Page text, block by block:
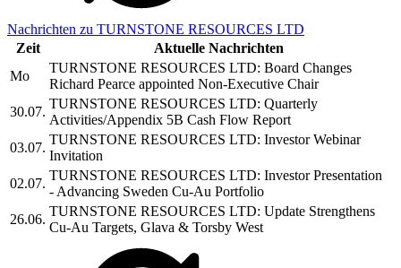
Nachrichten zu TURNSTONE RESOURCES LTD
Zeit
Aktuelle Nachrichten
Mo
TURNSTONE RESOURCES LTD: Board Changes
Richard Pearce appointed Non-Executive Chair
30.07.
TURNSTONE RESOURCES LTD: Quarterly
Activities/Appendix 5B Cash Flow Report
03.07.
TURNSTONE RESOURCES LTD: Investor Webinar
Invitation
02.07.
TURNSTONE RESOURCES LTD: Investor Presentation
- Advancing Sweden Cu-Au Portfolio
26.06.
TURNSTONE RESOURCES LTD: Update Strengthens
Cu-Au Targets, Glava & Torsby West